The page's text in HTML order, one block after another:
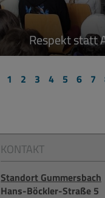
Respekt statt
1 2 3 4 5 6 7
KONTAKT
Standort Gummersbach
Hans-Böckler-Straße 5